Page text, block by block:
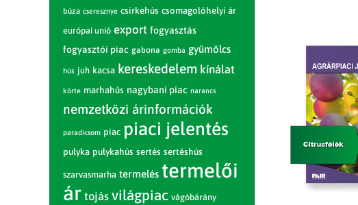
búza cseresznye csirkehús csomagolóhelyi ár
európai unió export fogyasztás
fogyasztói piac gabona gomba gyümölcs
hús juh kacsa kereskedelem kínálat
körte marhahús nagybani piac narancs
nemzetközi árinformációk
paradicsom piac piaci jelentés
pulyka pulykahús sertés sertéshús
szarvasmarha termelés termelői
ár tojás világpiac vágóbárány